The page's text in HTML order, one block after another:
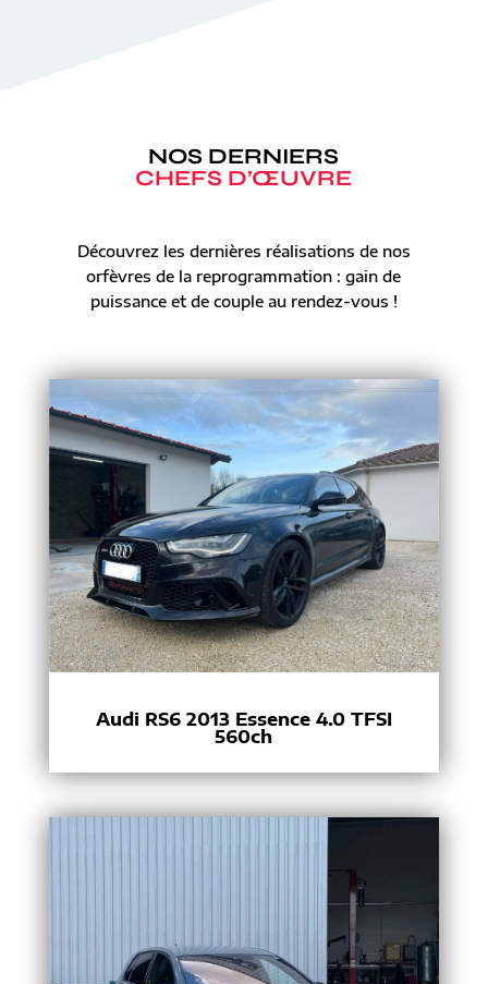
NOS DERNIERS
CHEFS D’ŒUVRE
Découvrez les dernières réalisations de nos
orfèvres de la reprogrammation : gain de
puissance et de couple au rendez-vous !
Audi RS6 2013 Essence 4.0 TFSI
560ch